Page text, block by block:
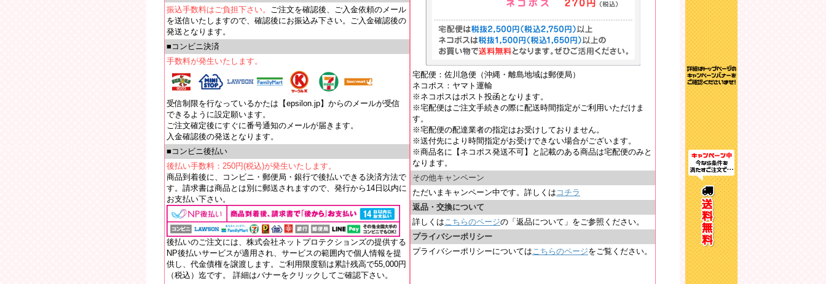
振込手数料はご負担下さい。 ご注文を確認後、ご入金依頼のメール
を送信いたしますので、確認後にお振込み下さい。ご入金確認後の
発送となります。
■コンビニ決済
手数料が発生いたします。
受信制限を行なっているかたは【epsilon.jp】からのメールが受信
できるように設定願います。
ご注文確定後にすぐに番号通知のメールが届きます。
入金確認後の発送となります。
■コンビニ後払い
後払い手数料：250円(税込)が発生いたします。
商品到着後に、コンビニ・郵便局・銀行で後払いできる決済方法で
す。請求書は商品とは別に郵送されますので、発行から14日以内に
お支払い下さい。
後払いのご注文には、株式会社ネットプロテクションズの提供する
NP後払いサービスが適用され、サービスの範囲内で個人情報を提
供し、代金債権を譲渡します。ご利用限度額は累計残高で55,000円
（税込）迄です。 詳細はバナーをクリックしてご確認下さい。
宅配便：佐川急便（沖縄・離島地域は郵便局）
ネコポス：ヤマト運輸
※ネコポスはポスト投函となります。
※宅配便はご注文手続きの際に配送時間指定がご利用いただけま
す。
※宅配便の配達業者の指定はお受けしておりません。
※送付先により時間指定がお受けできない場合がございます。
※商品名に【ネコポス発送不可】と記載のある商品は宅配便のみと
なります。
その他キャンペーン
ただいまキャンペーン中です。詳しくは コチラ
返品・交換について
詳しくはこちらのページの「返品について」をご参照ください。
プライバシーポリシー
プライバシーポリシーについてはこちらのページをご覧ください。